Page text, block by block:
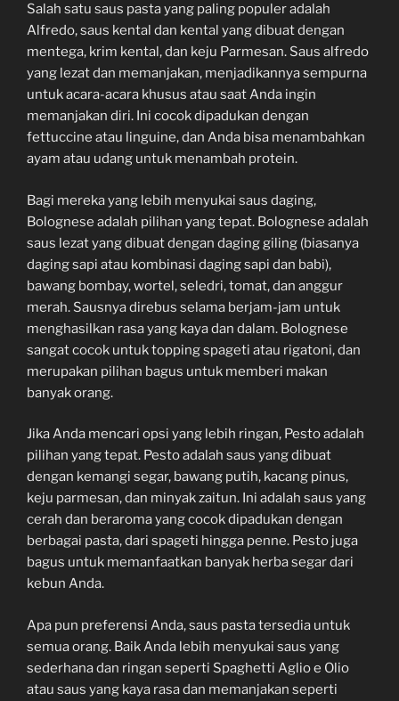
Salah satu saus pasta yang paling populer adalah
Alfredo, saus kental dan kental yang dibuat dengan
mentega, krim kental, dan keju Parmesan. Saus alfredo
yang lezat dan memanjakan, menjadikannya sempurna
untuk acara-acara khusus atau saat Anda ingin
memanjakan diri. Ini cocok dipadukan dengan
fettuccine atau linguine, dan Anda bisa menambahkan
ayam atau udang untuk menambah protein.
Bagi mereka yang lebih menyukai saus daging,
Bolognese adalah pilihan yang tepat. Bolognese adalah
saus lezat yang dibuat dengan daging giling (biasanya
daging sapi atau kombinasi daging sapi dan babi),
bawang bombay, wortel, seledri, tomat, dan anggur
merah. Sausnya direbus selama berjam-jam untuk
menghasilkan rasa yang kaya dan dalam. Bolognese
sangat cocok untuk topping spageti atau rigatoni, dan
merupakan pilihan bagus untuk memberi makan
banyak orang.
Jika Anda mencari opsi yang lebih ringan, Pesto adalah
pilihan yang tepat. Pesto adalah saus yang dibuat
dengan kemangi segar, bawang putih, kacang pinus,
keju parmesan, dan minyak zaitun. Ini adalah saus yang
cerah dan beraroma yang cocok dipadukan dengan
berbagai pasta, dari spageti hingga penne. Pesto juga
bagus untuk memanfaatkan banyak herba segar dari
kebun Anda.
Apa pun preferensi Anda, saus pasta tersedia untuk
semua orang. Baik Anda lebih menyukai saus yang
sederhana dan ringan seperti Spaghetti Aglio e Olio
atau saus yang kaya rasa dan memanjakan seperti